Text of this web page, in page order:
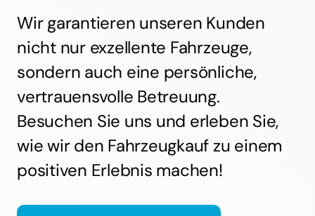
nicht nur exzellente Fahrzeuge,
sondern auch eine persönliche,
vertrauensvolle Betreuung.
Besuchen Sie uns und erleben Sie,
wie wir den Fahrzeugkauf zu einem
positiven Erlebnis machen!